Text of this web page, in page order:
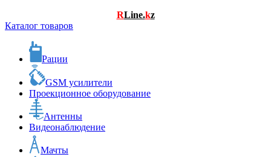
RLine.kz
Каталог товаров
Рации
GSM усилители
Проекционное оборудование
Антенны
Видеонаблюдение
Мачты